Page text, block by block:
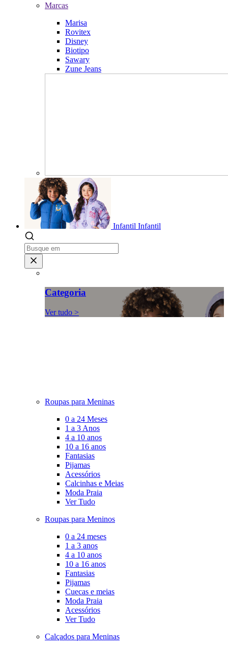
Marcas
Marisa
Rovitex
Disney
Biotipo
Sawary
Zune Jeans
Infantil Infantil
Categoria
Ver tudo >
Roupas para Meninas
0 a 24 Meses
1 a 3 Anos
4 a 10 anos
10 a 16 anos
Fantasias
Pijamas
Acessórios
Calcinhas e Meias
Moda Praia
Ver Tudo
Roupas para Meninos
0 a 24 meses
1 a 3 anos
4 a 10 anos
10 a 16 anos
Fantasias
Pijamas
Cuecas e meias
Moda Praia
Acessórios
Ver Tudo
Calçados para Meninas